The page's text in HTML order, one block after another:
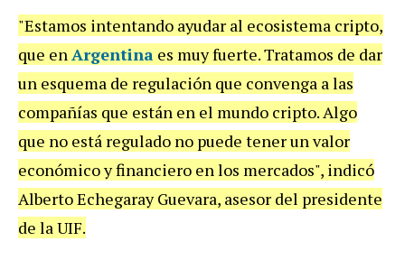
"Estamos intentando ayudar al ecosistema cripto,
que enArgentina es muy fuerte. Tratamos de dar
un esquema de regulación que convenga a las
compañías que están en el mundo cripto. Algo
que no está regulado no puede tener un valor
económico y financiero en los mercados", indicó
Alberto Echegaray Guevara, asesor del presidente
de la UIF.